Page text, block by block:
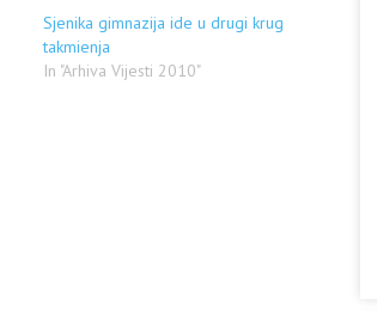
Sjenika gimnazija ide u drugi krug
takmienja
In "Arhiva Vijesti 2010"